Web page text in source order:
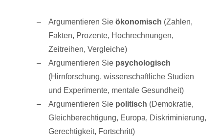
Argumentieren Sie ökonomisch (Zahlen,
Fakten, Prozente, Hochrechnungen,
Zeitreihen, Vergleiche)
Argumentieren Sie psychologisch
(Hirnforschung, wissenschaftliche Studien
und Experimente, mentale Gesundheit)
Argumentieren Sie politisch (Demokratie,
Gleichberechtigung, Europa, Diskriminierung,
Gerechtigkeit, Fortschritt)